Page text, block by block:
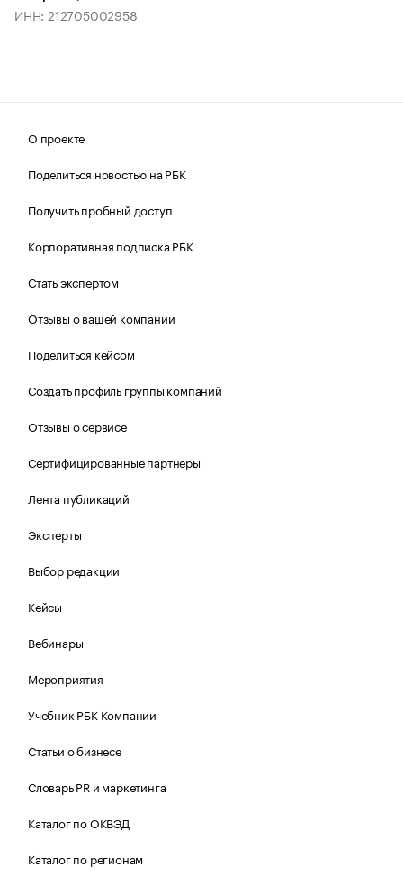
ИНН: 212705002958
О проекте
Поделиться новостью на РБК
Получить пробный доступ
Корпоративная подписка РБК
Стать экспертом
Отзывы о вашей компании
Поделиться кейсом
Создать профиль группы компаний
Отзывы о сервисе
Сертифицированные партнеры
Лента публикаций
Эксперты
Выбор редакции
Кейсы
Вебинары
Мероприятия
Учебник РБК Компании
Статьи о бизнесе
Словарь PR и маркетинга
Каталог по ОКВЭД
Каталог по регионам